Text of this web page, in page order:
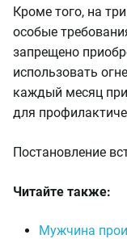
Кроме того, на
особые
запрещено
использовать
каждый месяц
для
Постановление
Читайте также:
Мужчина